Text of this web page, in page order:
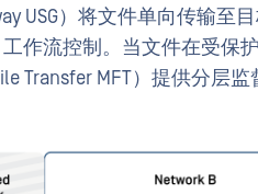
USG）将文件单向传输至
工作流控制。当文件在受保
Transfer MFT）提供分层监